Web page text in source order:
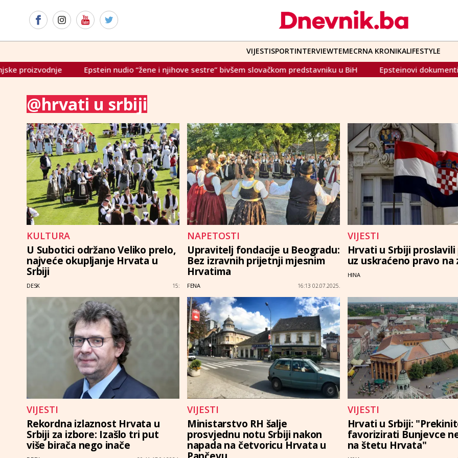
VIJESTISPORTINTERVIEWTEMECRNA KRONIKALIFESTYLE
Epstein nudio “žene i njihove sestre” bivšem slovačkom predstavniku u BiH Epsteinovi dokumenti srušili
@hrvati u srbiji
KULTURA
U Subotici održano Veliko prelo,
najveće okupljanje Hrvata u
Srbiji
DESK 15:
NAPETOSTI
Upravitelj fondacije u Beogradu:
Bez izravnih prijetnji mjesnim
Hrvatima
FENA 16:13 02.07.2025.
VIJESTI
Hrvati u Srbiji
uz uskraćeno pravo na
HINA
VIJESTI
Rekordna izlaznost Hrvata u
Srbiji za izbore: Izašlo tri put
više birača nego inače
VIJESTI
Ministarstvo RH šalje
prosvjednu notu Srbiji nakon
napada na četvoricu Hrvata u
VIJESTI
Hrvati u Srbiji:
favorizirati Bunjevce
na štetu Hrvata"